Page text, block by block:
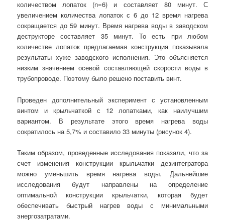
количеством лопаток (n=6) и составляет 80 минут. С
увеличением количества лопаток с 6 до 12 время нагрева
сокращается до 59 минут. Время нагрева воды в заводском
деструкторе составляет 35 минут. То есть при любом
количестве лопаток предлагаемая конструкция показывала
результаты хуже заводского исполнения. Это объясняется
низким значением осевой составляющей скорости воды в
трубопроводе. Поэтому было решено поставить винт.
Проведен дополнительный эксперимент с установленным
винтом и крыльчаткой с 12 лопатками, как наилучшим
вариантом. В результате этого время нагрева воды
сократилось на 5,7% и составило 33 минуты (рисунок 4).
Таким образом, проведенные исследования показали, что за
счет изменения конструкции крыльчатки дезинтегратора
можно уменьшить время нагрева воды. Дальнейшие
исследования будут направлены на определение
оптимальной конструкции крыльчатки, которая будет
обеспечивать быстрый нагрев воды с минимальными
энергозатратами.